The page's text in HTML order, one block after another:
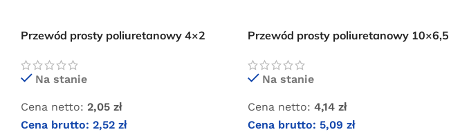
Przewód prosty poliuretanowy 4×2
Na stanie
Cena netto: 2,05 zł
Cena brutto: 2,52 zł
Przewód prosty poliuretanowy 10×6,5
Na stanie
Cena netto: 4,14zł
Cena brutto: 5,09zł